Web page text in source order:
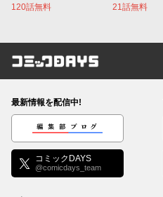
120話無料 21話無料
コミックDAYS
最新情報を配信中!
編集部ブログ
コミックDAYS
@comicdays_team